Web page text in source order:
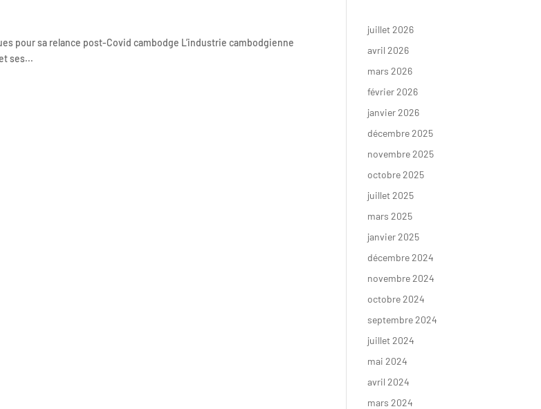
pour sa relance post-Covid cambodge L’industrie cambodgienne
ses...
juillet 2026
avril 2026
mars 2026
février 2026
janvier 2026
décembre 2025
novembre 2025
octobre 2025
juillet 2025
mars 2025
janvier 2025
décembre 2024
novembre 2024
octobre 2024
septembre 2024
juillet 2024
mai 2024
avril 2024
mars 2024